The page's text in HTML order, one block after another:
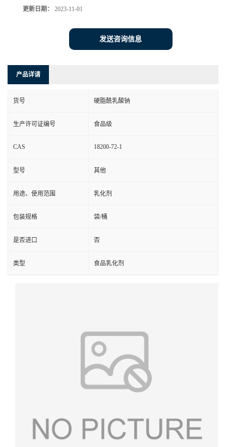
更新日期： 2023-11-01
发送咨询信息
产品详请
货号 硬脂酰乳酸钠
生产许可证编号 食品级
CAS 18200-72-1
型号 其他
用途、使用范围 乳化剂
包装规格 袋/桶
是否进口 否
类型 食品乳化剂